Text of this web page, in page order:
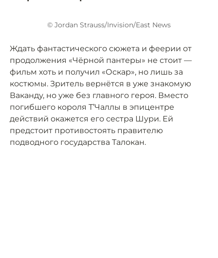
© Jordan Strauss/Invision/East News
Ждать фантастического сюжета и феерии от
продолжения «Чёрной пантеры» не стоит —
фильм хоть и получил «Оскар», но лишь за
костюмы. Зритель вернётся в уже знакомую
Ваканду, но уже без главного героя. Вместо
погибшего короля Т’Чаллы в эпицентре
действий окажется его сестра Шури. Ей
предстоит противостоять правителю
подводного государства Талокан.